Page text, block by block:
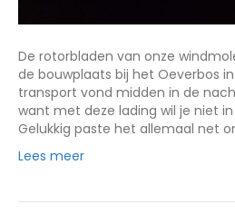
De rotorbladen van onze
de bouwplaats bij het Oeverbos
transport vond midden in de
want met deze lading wil je niet
Gelukkig paste het allemaal net
Lees meer